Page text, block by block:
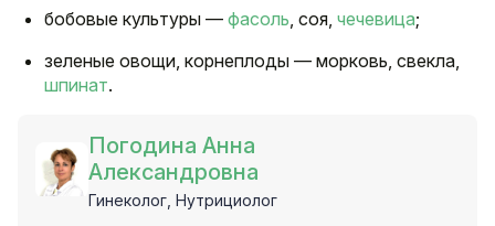
бобовые культуры — фасоль , соя, чечевица;
зеленые овощи, корнеплоды — морковь, свекла,
шпинат.
Погодина Анна
Александровна
Гинеколог, Нутрициолог